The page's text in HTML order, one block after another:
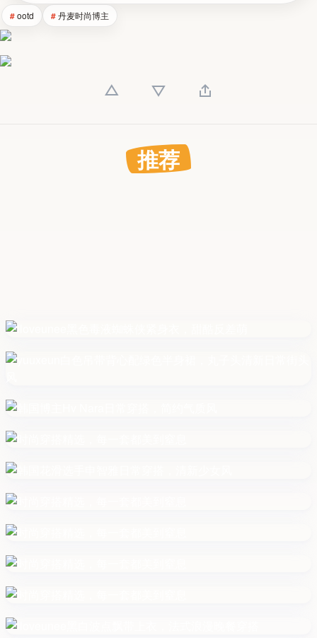
ootd
丹麦时尚博主
推荐